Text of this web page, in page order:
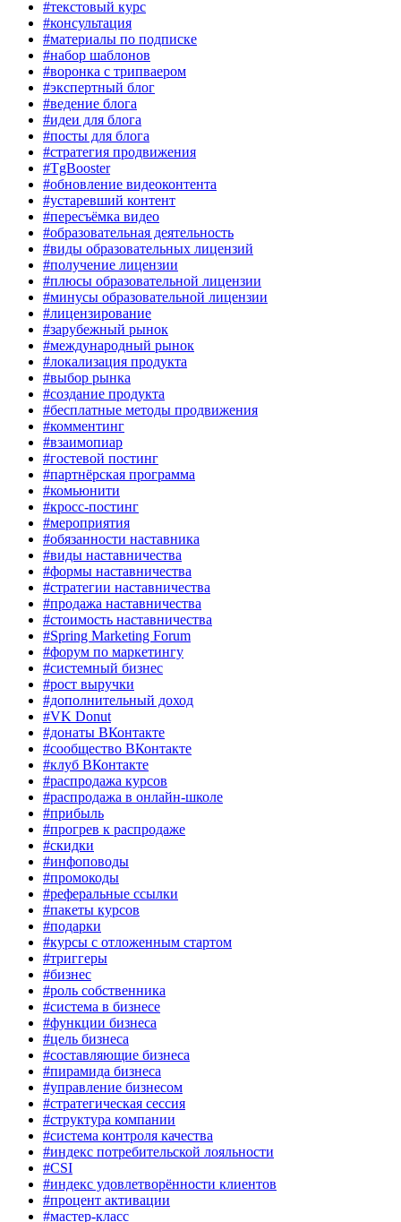
#текстовый курс
#консультация
#материалы по подписке
#набор шаблонов
#воронка с трипваером
#экспертный блог
#ведение блога
#идеи для блога
#посты для блога
#стратегия продвижения
#TgBooster
#обновление видеоконтента
#устаревший контент
#пересъёмка видео
#образовательная деятельность
#виды образовательных лицензий
#получение лицензии
#плюсы образовательной лицензии
#минусы образовательной лицензии
#лицензирование
#зарубежный рынок
#международный рынок
#локализация продукта
#выбор рынка
#создание продукта
#бесплатные методы продвижения
#комментинг
#взаимопиар
#гостевой постинг
#партнёрская программа
#комьюнити
#кросс-постинг
#мероприятия
#обязанности наставника
#виды наставничества
#формы наставничества
#стратегии наставничества
#продажа наставничества
#стоимость наставничества
#Spring Marketing Forum
#форум по маркетингу
#системный бизнес
#рост выручки
#дополнительный доход
#VK Donut
#донаты ВКонтакте
#сообщество ВКонтакте
#клуб ВКонтакте
#распродажа курсов
#распродажа в онлайн-школе
#прибыль
#прогрев к распродаже
#скидки
#инфоповоды
#промокоды
#реферальные ссылки
#пакеты курсов
#подарки
#курсы с отложенным стартом
#триггеры
#бизнес
#роль собственника
#система в бизнесе
#функции бизнеса
#цель бизнеса
#составляющие бизнеса
#пирамида бизнеса
#управление бизнесом
#стратегическая сессия
#структура компании
#система контроля качества
#индекс потребительской лояльности
#CSI
#индекс удовлетворённости клиентов
#процент активации
#мастер-класс